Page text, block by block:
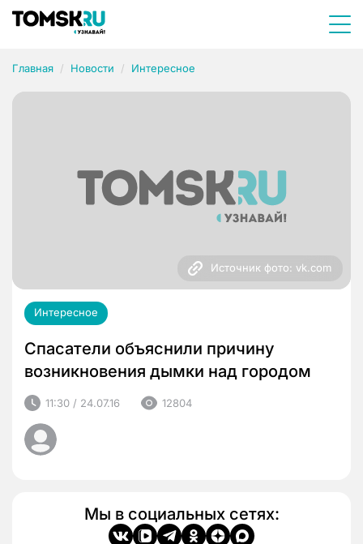
Главная Новости Интересное
Источник фото: vk.com
Интересное
Спасатели объяснили причину
возникновения дымки над городом
11:30 / 24.07.16 12804
Мы в социальных сетях: